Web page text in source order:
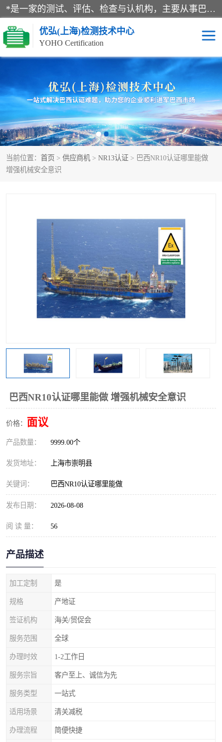
*是一家的测试、评估、检查与认机构，主要从事巴西NR10认证、NR12认证、NR13认证；ANATEL认证、INMTRO认证，欧盟CE认证：MD认证，PED认证，MID认证，ATEX认证，德国蓝色天使认证。
优弘(上海)检测技术中心
YOHO Certification
当前位置： 首页 > 供应商机 > NR13认证 > 巴西NR10认证哪里能做
增强机械安全意识
巴西NR10认证哪里能做 增强机械安全意识
价格： 面议
产品数量： 9999.00个
发货地址： 上海市崇明县
关键词： 巴西NR10认证哪里能做
发布日期： 2026-08-08
阅 读 量： 56
产品描述
加工定制 是
规格 产地证
签证机构 海关/贸促会
服务范围 全球
办理时效 1-2工作日
服务宗旨 客户至上、诚信为先
服务类型 一站式
适用场景 清关减税
办理流程 简便快捷
RECYCLASS认证 NR10认证
NR12认证 NR13认证
ART认证 巴西NR认证
巴西认证 RETIE认证